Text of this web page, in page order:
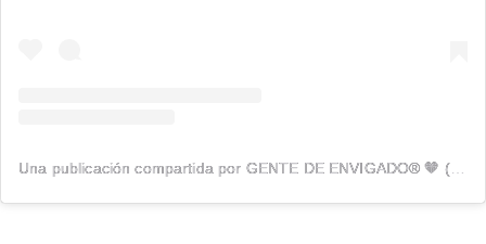
Una publicación compartida por GENTE DE ENVIGADO® 🧡 (@genteenvigado)